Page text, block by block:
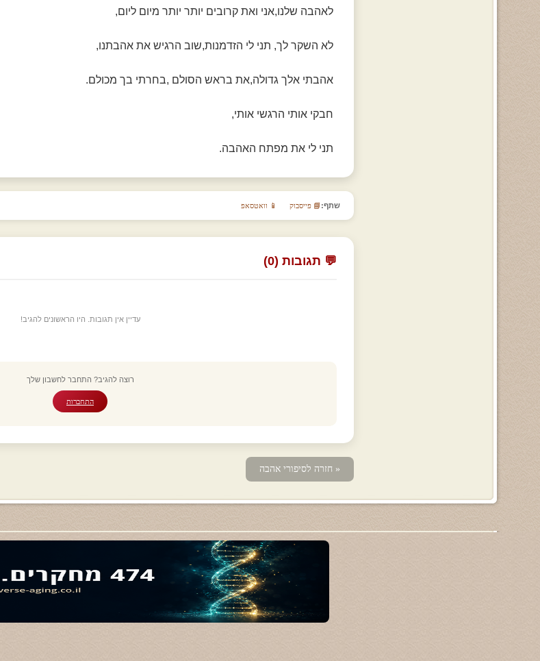
לאהבה שלנו,אני ואת קרובים יותר יותר מיום ליום,
לא השקר לך, תני לי הזדמנות,שוב הרגיש את אהבתנו,
אהבתי אלך גדולה,את בראש הסולם ,בחרתי בך מכולם.
חבקי אותי הרגשי אותי,
תני לי את מפתח האהבה.
שתף: 📘 פייסבוק 📱 וואטסאפ
💬 תגובות (0)
עדיין אין תגובות. היו הראשונים להגיב!
רוצה להגיב? התחבר לחשבון שלך
התחברות
« חזרה לסיפורי אהבה